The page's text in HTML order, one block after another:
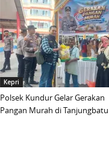
Kepri
Polsek Kundur Gelar Gerakan
Pangan Murah di Tanjungbatu